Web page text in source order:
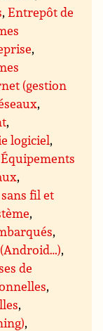
,Entrepôt de
,
(gestion
,
,
logiciel,
Équipements
,
fil et
,
,
,
de
,
,
,